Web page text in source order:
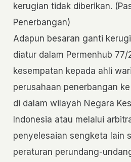
kerugian tidak diberikan.
Penerbangan)
Adapun besaran ganti
diatur dalam Permenhub 77/
kesempatan kepada ahli
perusahaan penerbangan
di dalam wilayah Negara
Indonesia atau melalui
penyelesaian sengketa lain
peraturan perundang-